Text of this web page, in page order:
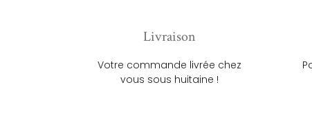
Livraison
Votre commande livrée chez
vous sous huitaine !